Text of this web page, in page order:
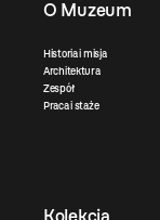
O Muzeum
Historia i misja
Architektura
Zespół
Praca i staże